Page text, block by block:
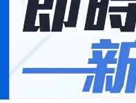
投
資
樓
市